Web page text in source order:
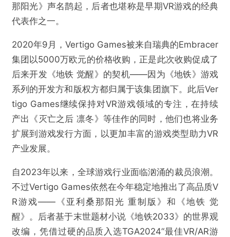
那阳光》声名鹊起，后者也堪称是早期VR游戏的经典
代表作之一。
2020年9月，Vertigo Games被来自瑞典的Embracer
集团以5000万欧元的价格收购，正是此次收购促成了
后来开发《地铁 觉醒》的契机——因为《地铁》游戏
系列的开发方和版权方都归属于该集团旗下。此后Ver
tigo Games继续保持对VR游戏领域的专注，在持续
产出《灭亡之后 凛冬》等佳作的同时，他们也将业务
扩展到游戏发行方面，以更加丰富的游戏类型助力VR
产业发展。
自2023年以来，全球游戏行业面临汹涌的裁员浪潮。
不过Vertigo Games依然在今年稳定地推出了高品质V
R游戏——《亚利桑那阳光 重制版》和《地铁 觉
醒》。后者基于末世题材小说《地铁2033》的世界观
改编，凭借过硬的品质入选TGA2024“最佳VR/AR游